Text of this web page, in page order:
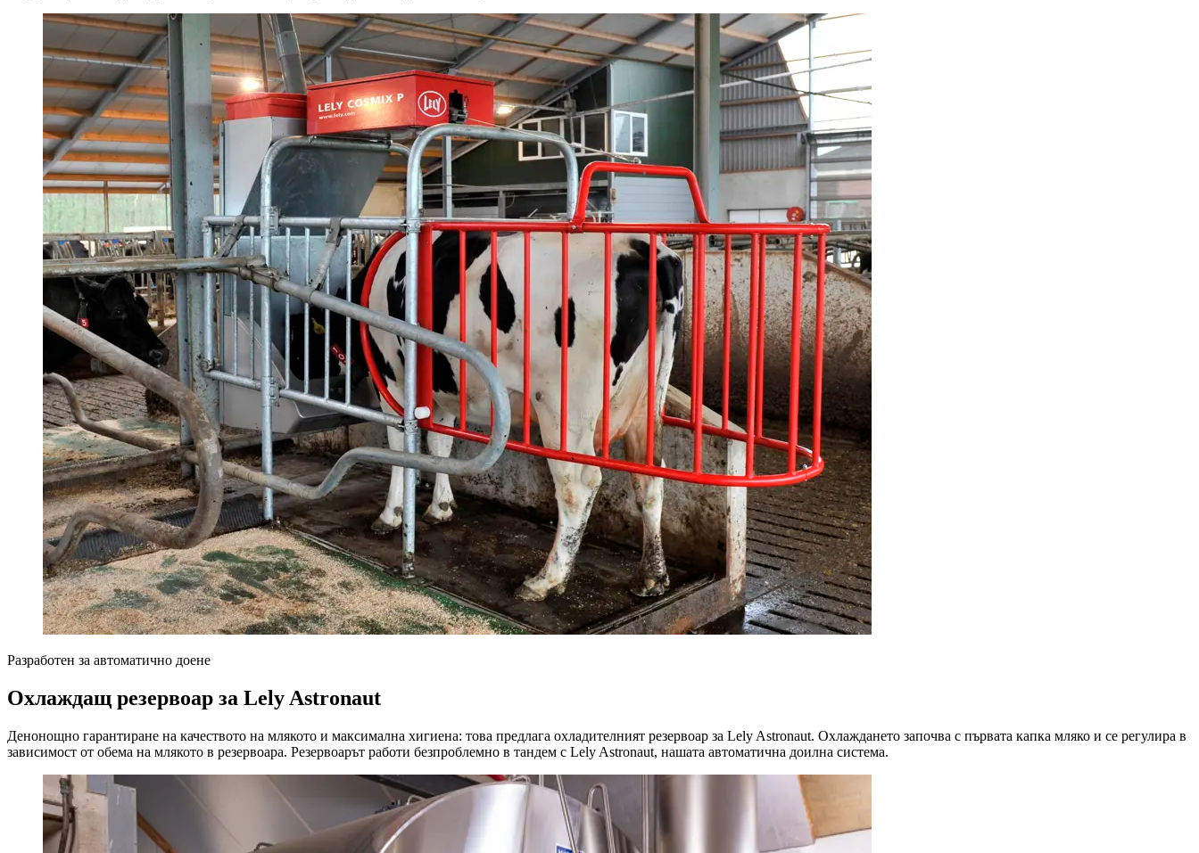
Разработен за автоматично доене
Охлаждащ резервоар за Lely Astronaut
Денонощно гарантиране на качеството на млякото и максимална хигиена: това предлага охладителният резервоар за Lely Astronaut. Охлаждането започва с първата капка мляко и се регулира в
зависимост от обема на млякото в резервоара. Резервоарът работи безпроблемно в тандем с Lely Astronaut, нашата автоматична доилна система.